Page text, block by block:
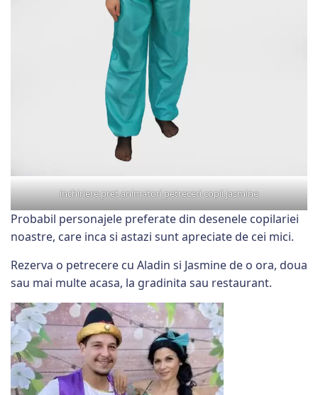
inchiriere pret animatori petreceri copii jasmine
Probabil personajele preferate din desenele copilariei
noastre, care inca si astazi sunt apreciate de cei mici.
Rezerva o petrecere cu Aladin si Jasmine de o ora, doua
sau mai multe acasa, la gradinita sau restaurant.